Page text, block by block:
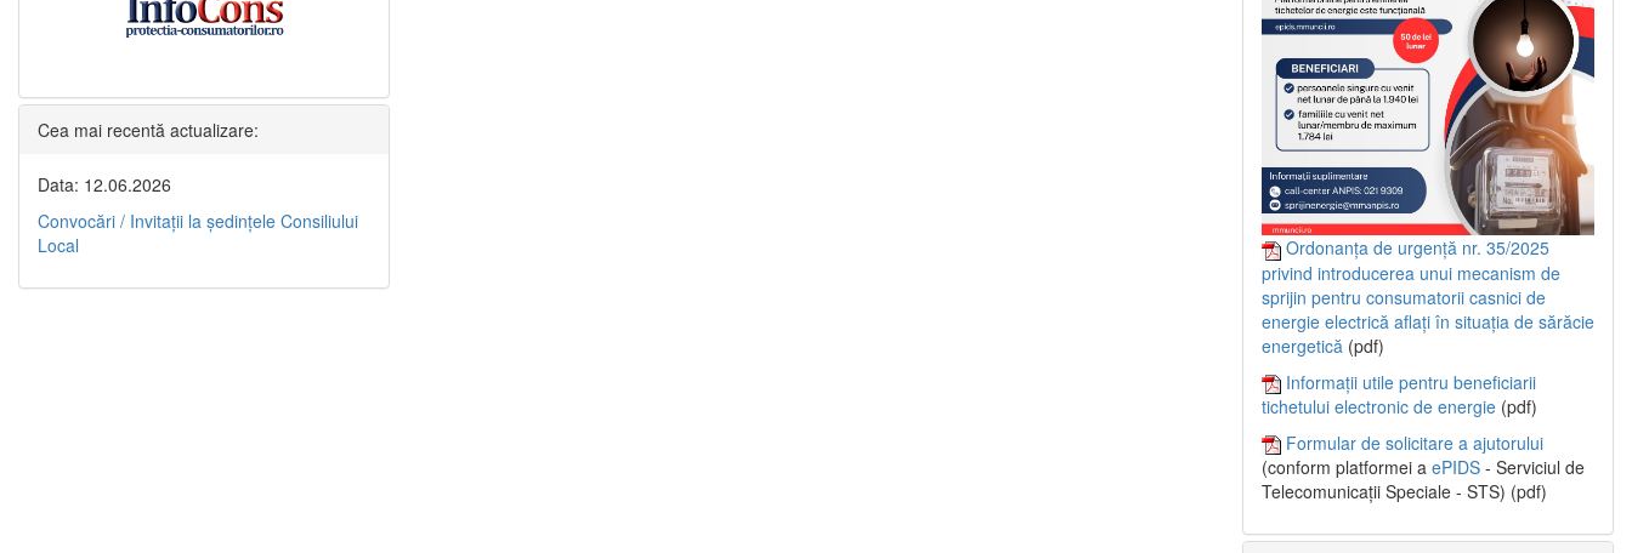
Cea mai recentă actualizare:
Data: 12.06.2026
Convocări / Invitaţii la şedinţele Consiliului
Local
Ordonanța de urgență nr. 35/2025
privind introducerea unui mecanism de
sprijin pentru consumatorii casnici de
energie electrică aflați în situația de sărăcie
energetică (pdf)
Informații utile pentru beneficiarii
tichetului electronic de energie (pdf)
Formular de solicitare a ajutorului
(conform platformei a ePIDS - Serviciul de
Telecomunicații Speciale - STS) (pdf)